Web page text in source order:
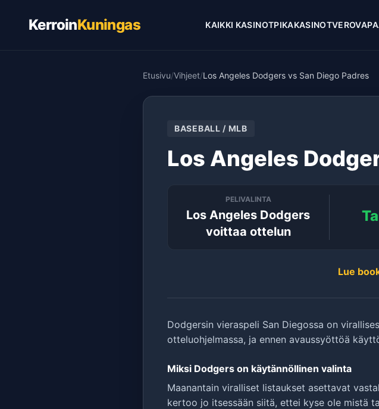
KerroinKuningas KAIKKI KASINOTPIKAKASINOT
Etusivu/Vihjeet/Los Angeles Dodgers vs San Diego Padres
BASEBALL / MLB
Los Angeles
PELIVALINTA
Los Angeles Dodgers
voittaa ottelun
Lue
Dodgersin vieraspeli San Diegossa on
otteluohjelmassa, ja ennen avaussyöttöä
Miksi Dodgers on käytännöllinen valinta
Maanantain viralliset listaukset asettavat
kertoo jo itsessään siitä, ettei kyse ole mistä